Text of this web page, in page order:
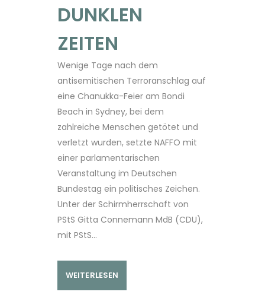
DUNKLEN
ZEITEN
Wenige Tage nach dem
antisemitischen Terroranschlag auf
eine Chanukka-Feier am Bondi
Beach in Sydney, bei dem
zahlreiche Menschen getötet und
verletzt wurden, setzte NAFFO mit
einer parlamentarischen
Veranstaltung im Deutschen
Bundestag ein politisches Zeichen.
Unter der Schirmherrschaft von
PStS Gitta Connemann MdB (CDU),
mit PStS...
WEITERLESEN